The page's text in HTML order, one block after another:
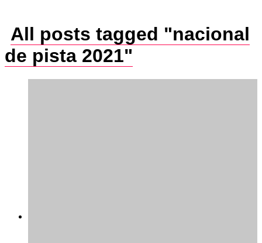
All posts tagged "nacional
de pista 2021"